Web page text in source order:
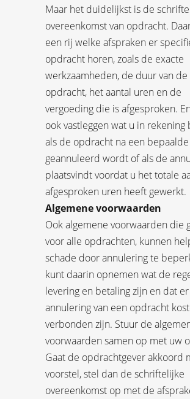
Maar het duidelijkst is de
overeenkomst van opdracht.
een rij welke afspraken er
opdracht horen, zoals de exacte
werkzaamheden, de duur van de
opdracht, het aantal uren en de
vergoeding die is afgesproken.
ook vastleggen wat u in rekening
als de opdracht na een
geannuleerd wordt of als de
plaatsvindt voordat u het totale
afgesproken uren heeft gewerkt.
Algemene voorwaarden
Ook algemene voorwaarden die
voor alle opdrachten, kunnen
schade door annulering te
kunt daarin opnemen wat de
levering en betaling zijn en dat
annulering van een opdracht
verbonden zijn. Stuur de
voorwaarden samen op met uw
Gaat de opdrachtgever akkoord
voorstel, stel dan de schriftelijke
overeenkomst op met de